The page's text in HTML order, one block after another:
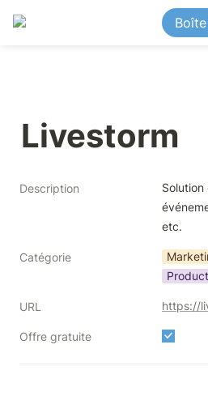
Livestorm
Description
etc.
Catégorie
URL https://
Offre gratuite